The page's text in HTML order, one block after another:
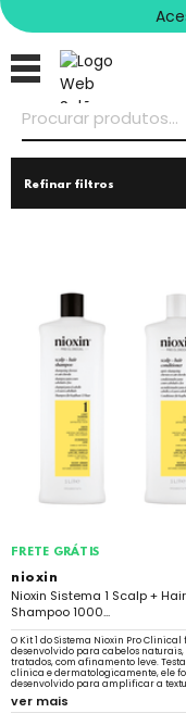
Refinar filtros
FRETE GRÁTIS
nioxin
Nioxin Sistema 1 Scalp + Hair
Shampoo 1000...
O Kit 1 do Sistema Nioxin Pro Clinical
desenvolvido para cabelos naturais,
tratados, com afinamento leve.
clínica e dermatologicamente, ele
desenvolvido para amplificar a
e fortalecer a resiliência
ver mais